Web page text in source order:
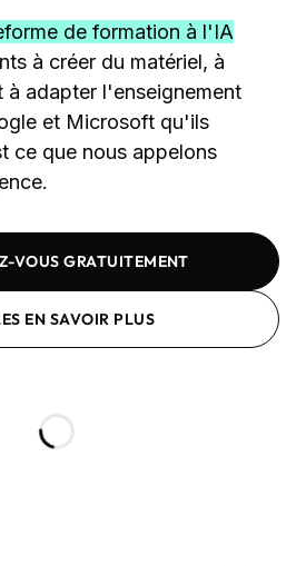
de formation à l'IA
à créer du matériel, à
à adapter l'enseignement
et Microsoft qu'ils
ce que nous appelons
VOUS GRATUITEMENT
EN SAVOIR PLUS